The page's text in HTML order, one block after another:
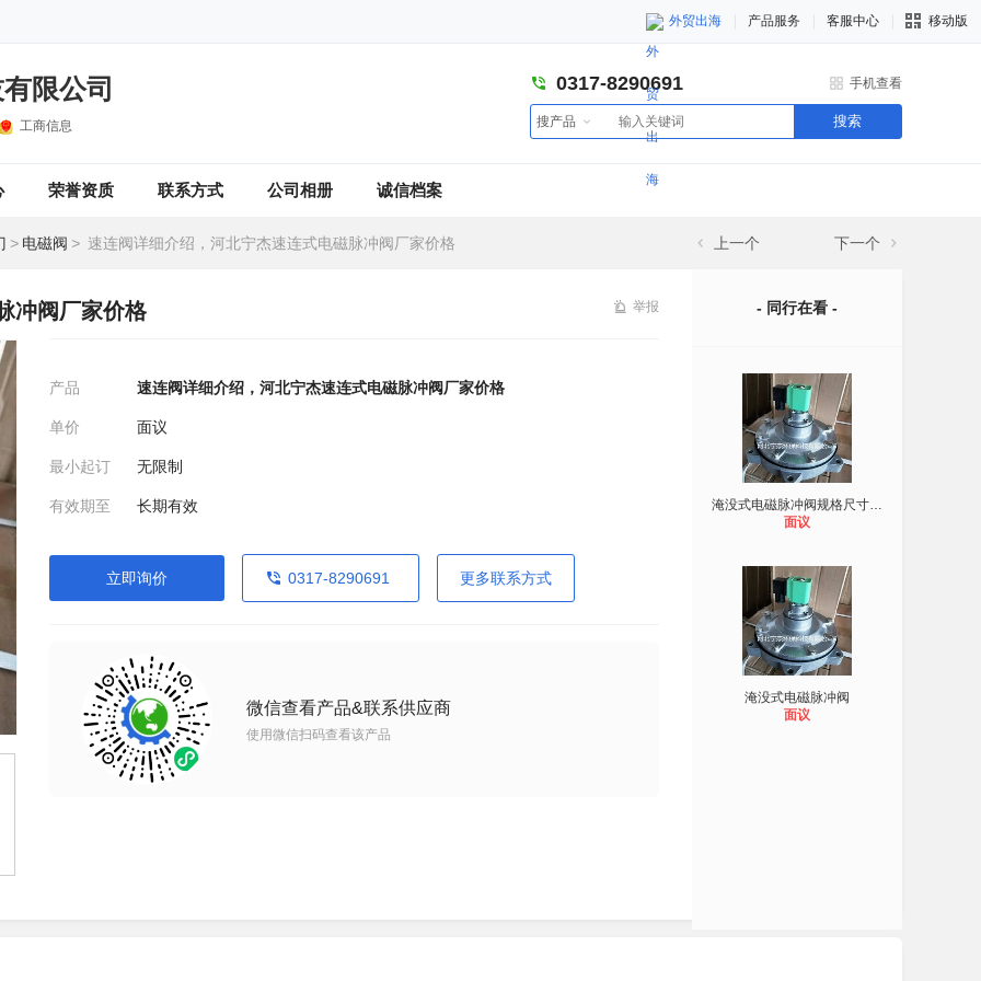
外贸出海 产品服务 客服中心 移动版
限公司
工商信息
0317-8290691 手机查看
搜产品 搜索
荣誉资质 联系方式 公司相册 诚信档案
> 电磁阀 > 速连阀详细介绍，河北宁杰速连式电磁脉冲阀厂家价格 上一个 下一个
冲阀厂家价格 举报
产品 速连阀详细介绍，河北宁杰速连式电磁脉冲阀厂家价格
单价 面议
最小起订 无限制
有效期至 长期有效
立即询价 0317-8290691 更多联系方式
微信查看产品&联系供应商
使用微信扫码查看该产品
- 同行在看 -
淹没式电磁脉冲阀规格尺寸图文详细介
面议
淹没式电磁脉冲阀
面议